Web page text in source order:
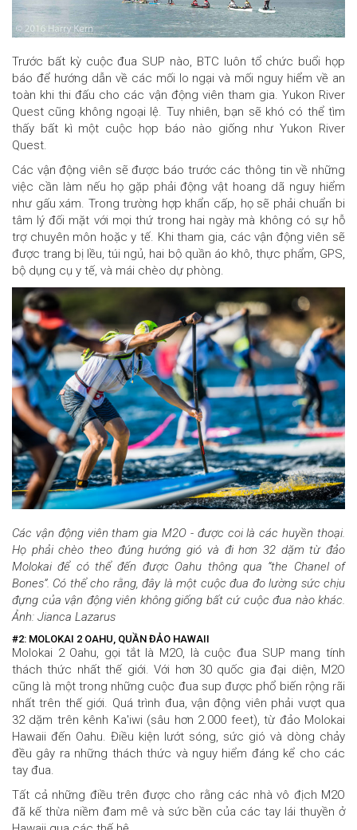
Trước bất kỳ cuộc đua SUP nào, BTC luôn tổ chức buổi họp
báo để hướng dẫn về các mối lo ngại và mối nguy hiểm về an
toàn khi thi đấu cho các vận động viên tham gia. Yukon River
Quest cũng không ngoại lệ. Tuy nhiên, bạn sẽ khó có thể tìm
thấy bất kì một cuộc họp báo nào giống như Yukon River
Quest.
Các vận động viên sẽ được báo trước các thông tin về những
việc cần làm nếu họ gặp phải động vật hoang dã nguy hiểm
như gấu xám. Trong trường hợp khẩn cấp, họ sẽ phải chuẩn bi
tâm lý đối mặt với mọi thứ trong hai ngày mà không có sự hỗ
trợ chuyên môn hoặc y tế. Khi tham gia, các vận động viên sẽ
được trang bị lều, túi ngủ, hai bộ quần áo khô, thực phẩm, GPS,
bộ dụng cụ y tế, và mái chèo dự phòng.
Các vận động viên tham gia M2O - được coi là các huyền thoại.
Họ phải chèo theo đúng hướng gió và đi hơn 32 dặm từ đảo
Molokai để có thể đến được Oahu thông qua “the Chanel of
Bones”. Có thể cho rằng, đây là một cuộc đua đo lường sức chịu
đựng của vận động viên không giống bất cứ cuộc đua nào khác.
Ảnh: Jianca Lazarus
#2: MOLOKAI 2 OAHU, QUẦN ĐẢO HAWAII
Molokai 2 Oahu, gọi tắt là M2O, là cuộc đua SUP mang tính
thách thức nhất thế giới.Với hơn 30 quốc gia đại diện, M2O
cũng là một trong những cuộc đua sup được phổ biến rộng rãi
nhất trên thế giới. Quá trình đua, vận động viên phải vượt qua
32 dặm trên kênh Ka'iwi (sâu hơn 2.000 feet), từ đảo Molokai
Hawaii đến Oahu. Điều kiện lướt sóng, sức gió và dòng chảy
đều gây ra những thách thức và nguy hiểm đáng kể cho các
tay đua.
Tất cả những điều trên được cho rằng các nhà vô địch M2O
đã kế thừa niềm đam mê và sức bền của các tay lái thuyền ở